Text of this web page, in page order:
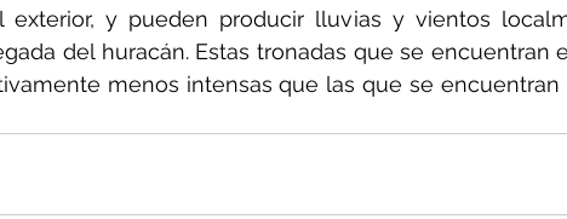
exterior, y pueden producir lluvias y vientos
del huracán. Estas tronadas que se encuentran
menos intensas que las que se encuentran